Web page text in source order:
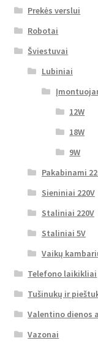
Prekės verslui
Robotai
Šviestuvai
Lubiniai
12W
18W
9W
Pakabinami
Sieniniai 220V
Staliniai 220V
Staliniai 5V
Vaikų
Telefono laikikliai
Tušinukų ir
Valentino dienos
Vazonai